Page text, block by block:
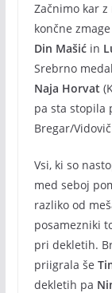
Začnimo kar
končne
Din Mašićin
Srebrno
Naja Horvat
pa sta stopila
Bregar/
Vsi, ki so
med seboj
razliko od
posamezniki
pri dekletih.
priigrala še
dekletih pa